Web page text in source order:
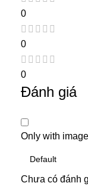
0
0
0
Đánh giá
Only with
Chưa có đánh